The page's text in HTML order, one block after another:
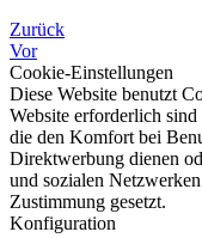
Zurück
Vor
Cookie-Einstellungen
Diese Website benutzt
Website erforderlich
die den Komfort bei
Direktwerbung dienen
und sozialen
Zustimmung gesetzt.
Konfiguration